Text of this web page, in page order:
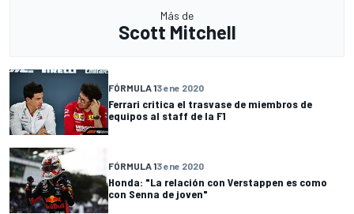
Más de
Scott Mitchell
FÓRMULA 13 ene 2020
Ferrari critica el trasvase de miembros de
equipos al staff de la F1
FÓRMULA 13 ene 2020
Honda: "La relación con Verstappen es como
con Senna de joven"